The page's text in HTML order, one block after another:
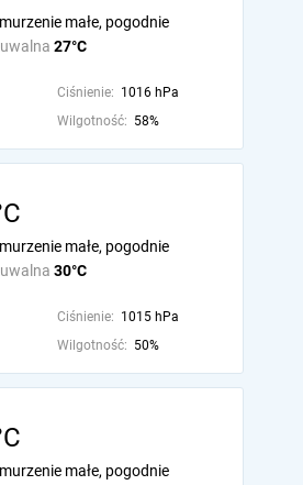
27°C
małe, pogodnie
Ciśnienie: 1016 hPa
Wilgotność: 58%
30°C
małe, pogodnie
Ciśnienie: 1015 hPa
Wilgotność: 50%
małe, pogodnie